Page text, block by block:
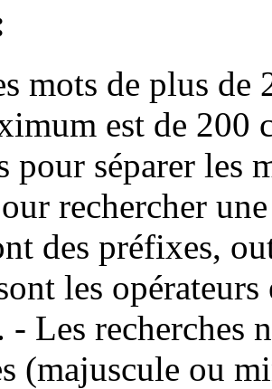
mots de plus de
est de 200
pour séparer les
rechercher
des préfixes,
les
Les recherches
(majuscule ou